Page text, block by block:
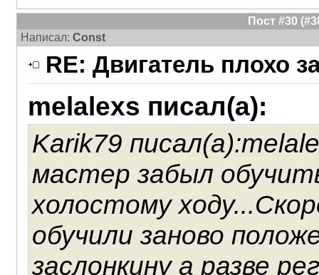
Пост #30
Написал: Const
RE: Двигатель плохо
melalexs писал(а):
Karik79
мастер забыл
холостому
обучили заново
заслонкину а разве